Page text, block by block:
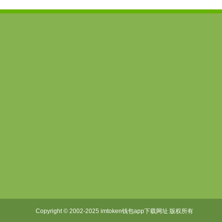
下载imToken
imToken安卓
imToken最新版
Copyright © 2002-2025 imtoken钱包app下载网址 版权所有